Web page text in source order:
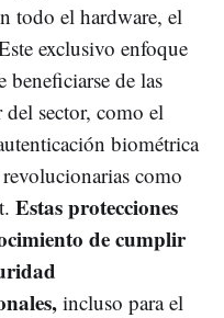
todo el hardware, el
exclusivo enfoque
de las
sector, como el
biométrica
como
Estas protecciones
de cumplir
incluso para el